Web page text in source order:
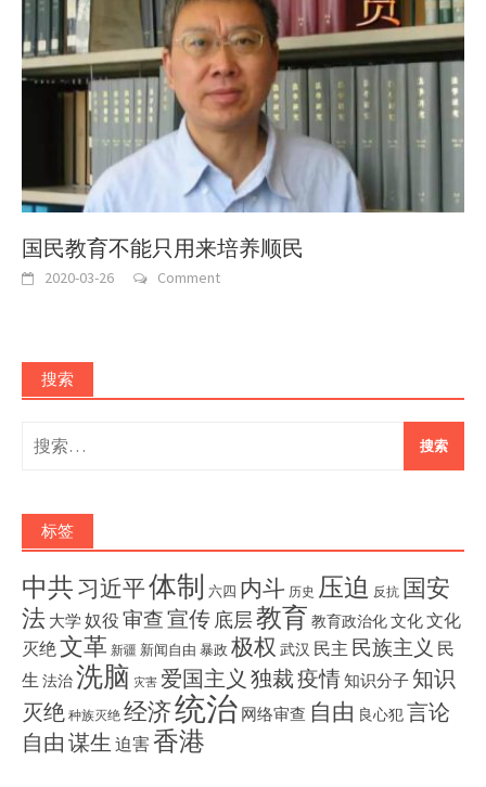
国民教育不能只用来培养顺民
2020-03-26 Comment
搜索
搜
索：
标签
中共习近平体制 六四 内斗 历史 压迫 反抗 国安
法 大学 奴役 审查宣传底层教育 教育政治化文化文化
灭绝文革 新疆 新闻自由 暴政 极权 武汉 民主 民族主义 民
生 法治洗脑 灾害 爱国主义 独裁疫情知识分子 知识
灭绝 种族灭绝 经济统治 网络审查 自由 良心犯言论
自由 谋生 迫害香港